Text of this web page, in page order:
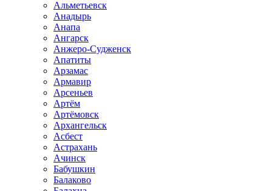
Альметьевск
Анадырь
Анапа
Ангарск
Анжеро-Судженск
Апатиты
Арзамас
Армавир
Арсеньев
Артём
Артёмовск
Архангельск
Асбест
Астрахань
Ачинск
Бабушкин
Балаково